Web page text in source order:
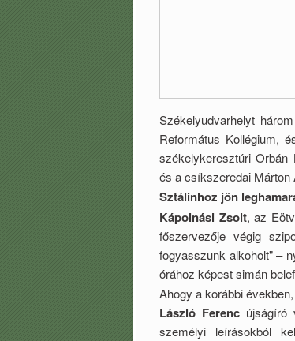
Székelyudvarhelyt
Református Kollégium,
székelykeresztúri Orbán
és a csíkszeredai Márton
Sztálinhoz jön
Kápolnási Zsolt, az
főszervezője végig
fogyasszunk alkoholt" –
órához képest simán
Ahogy a korábbi
László Ferencújságíró
személyi leírásokból